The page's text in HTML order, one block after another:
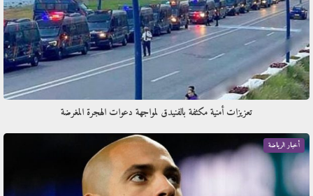
تعزيزات أمنية مكثفة بالفنيدق لمواجهة دعوات الهجرة المغرضة
أخبار الرياضة